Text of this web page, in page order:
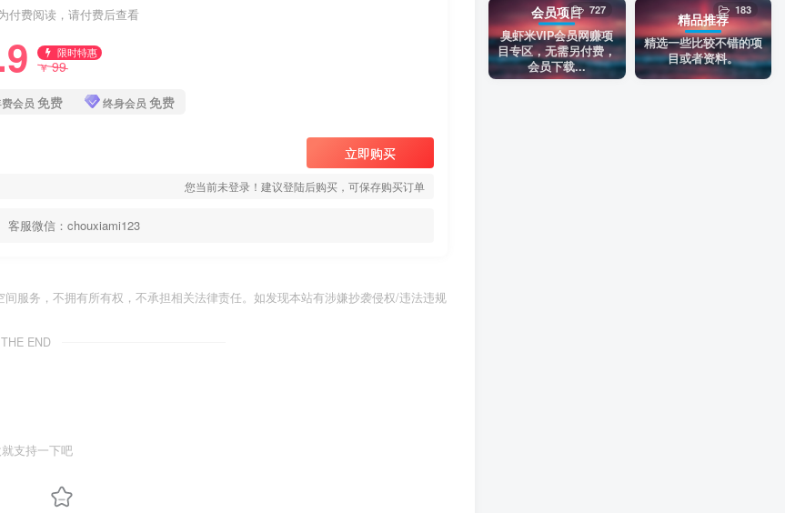
付费阅读，请付费后查看
限时特惠
￥99
会员 免费 终身会员 免费
立即购买
您当前未登录！建议登陆后购买，可保存购买订单
客服微信：chouxiami123
服务，不拥有所有权，不承担相关法律责任。如发现本站有涉嫌抄袭侵权/违法违规
THE END
支持一下吧
会员项目
臭虾米VIP会员网赚项
目专区，无需另付费，
会员下载...
727
精品推荐
精选一些比较不错的项
目或者资料。
183